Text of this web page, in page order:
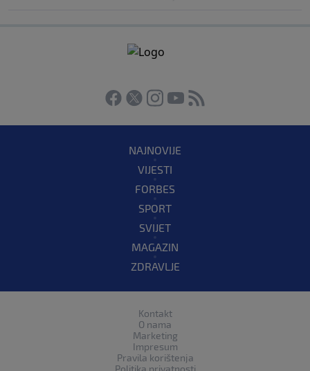
NAJNOVIJE
VIJESTI
FORBES
SPORT
SVIJET
MAGAZIN
ZDRAVLJE
Kontakt
O nama
Marketing
Impresum
Pravila korištenja
Politika privatnosti